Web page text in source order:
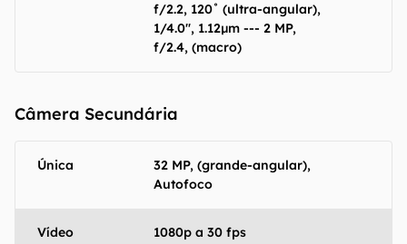
f/2.2, 120˚ (ultra-angular),
1/4.0", 1.12µm --- 2 MP,
f/2.4, (macro)
Câmera Secundária
Única
32 MP, (grande-angular),
Autofoco
Vídeo 1080p a 30 fps